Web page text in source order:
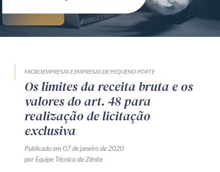
MICROEMPRESAS E EMPRESAS DE PEQUENO PORTE
Os limites da receita bruta e os
valores do art. 48 para
realização de licitação
exclusiva
Publicado em 07 de janeiro de 2020
por Equipe Técnica da Zênite